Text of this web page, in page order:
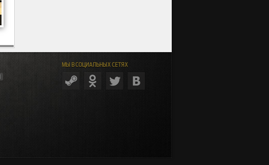
МЫ В СОЦИАЛЬНЫХ СЕТЯХ